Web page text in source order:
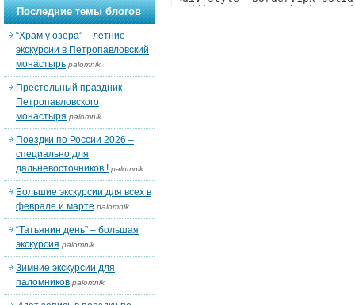
Последние темы блогов
“Храм у озера” – летние
экскурсии в Петропавловский
монастырь palomnik
Престольный праздник
Петропавловского
монастыря palomnik
Поездки по России 2026 –
специально для
дальневосточников ! palomnik
Большие экскурсии для всех в
феврале и марте palomnik
“Татьянин день” – большая
экскурсия palomnik
Зимние экскурсии для
паломников palomnik